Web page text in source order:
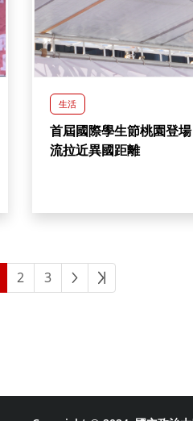
生活
首屆國際學生節桃園登
流拉近異國距離
2 3